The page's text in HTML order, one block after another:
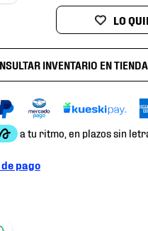
INVENTARIO EN TIENDA
pago